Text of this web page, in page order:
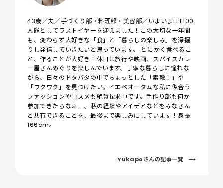
43歳／夫／手づくり部・料理部・美容部／​いよいよLEE100
人隊としてラストイヤーを迎えました！この大切な一年間
も、変わらず大好きな「食」と「暮らしの楽しみ」を深掘
りし発信していきたいと思っています。 ​とにかく食べるこ
と、作ることが大好き！休日は旅行や映画、スパイスカレ
ー屋さんめぐりを楽しんでいます。​丁寧な暮らしに憧れな
がら、日々のドタバタの中でちょっとした「素敵！」や
「ワクワク」を見つけたい。​イエベオータムな私に似合う
ファッションやコスメも絶賛探求中です。手作り部も何か
参加できたらなぁ……。私の経験やアイデアなどをみなさん
と共有できることを、最後まで楽しみにしています！身長
166cm。
Yukapoさんの記事一覧